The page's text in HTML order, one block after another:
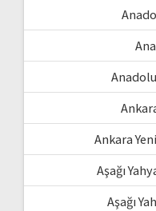
Ankara
Aşağı
Aşağı